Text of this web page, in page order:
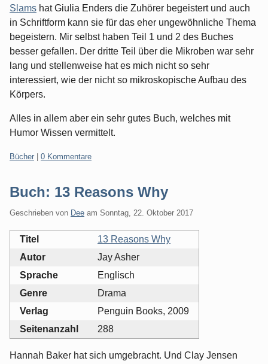
Slams hat Giulia Enders die Zuhörer begeistert und auch
in Schriftform kann sie für das eher ungewöhnliche Thema
begeistern. Mir selbst haben Teil 1 und 2 des Buches
besser gefallen. Der dritte Teil über die Mikroben war sehr
lang und stellenweise hat es mich nicht so sehr
interessiert, wie der nicht so mikroskopische Aufbau des
Körpers.
Alles in allem aber ein sehr gutes Buch, welches mit
Humor Wissen vermittelt.
Kategorien:
Bücher 0 Kommentare
Buch: 13 Reasons Why
Geschrieben von Dee am Sonntag, 22. Oktober 2017
Titel
13 Reasons Why
Autor
Jay Asher
Sprache
Englisch
Genre
Drama
Verlag
Penguin Books, 2009
Seitenanzahl
288
Hannah Baker hat sich umgebracht. Und Clay Jensen